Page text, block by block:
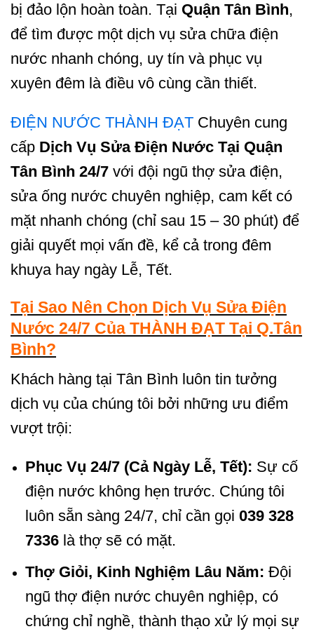
bị đảo lộn hoàn toàn. Tại Quận Tân Bình,
để tìm được một dịch vụ sửa chữa điện
nước nhanh chóng, uy tín và phục vụ
xuyên đêm là điều vô cùng cần thiết.
ĐIỆN NƯỚC THÀNH ĐẠT Chuyên cung
cấp Dịch Vụ Sửa Điện Nước Tại Quận
Tân Bình 24/7 với đội ngũ thợ sửa điện,
sửa ống nước chuyên nghiệp, cam kết có
mặt nhanh chóng (chỉ sau 15 – 30 phút) để
giải quyết mọi vấn đề, kể cả trong đêm
khuya hay ngày Lễ, Tết.
Tại Sao Nên Chọn Dịch Vụ Sửa Điện
Nước 24/7 Của THÀNH ĐẠT Tại Q.Tân
Bình?
Khách hàng tại Tân Bình luôn tin tưởng
dịch vụ của chúng tôi bởi những ưu điểm
vượt trội:
Phục Vụ 24/7 (Cả Ngày Lễ, Tết): Sự cố
điện nước không hẹn trước. Chúng tôi
luôn sẵn sàng 24/7, chỉ cần gọi 039 328
7336là thợ sẽ có mặt.
Thợ Giỏi, Kinh Nghiệm Lâu Năm: Đội
ngũ thợ điện nước chuyên nghiệp, có
chứng chỉ nghề, thành thạo xử lý mọi sự